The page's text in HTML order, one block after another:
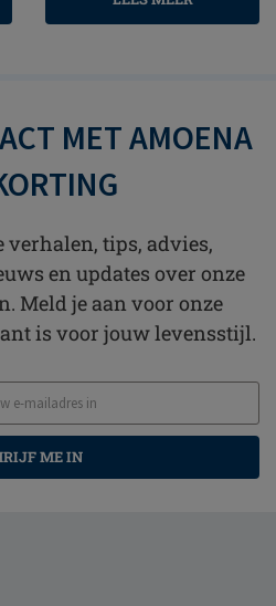
MET AMOENA
tips, advies,
en updates over onze
Meld je aan voor onze
is voor jouw levensstijl.
ME IN